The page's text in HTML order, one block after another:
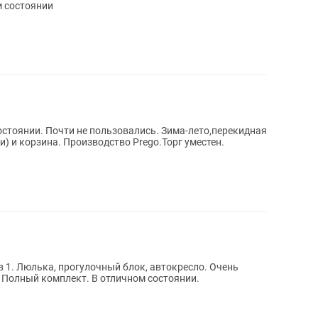
состоянии
Почти не пользовались. Зима-лето,перекидная
и корзина. Производство Prego.Торг уместен.
1. Люлька, прогулочный блок, автокресло. Очень
комплект. В отличном состоянии.